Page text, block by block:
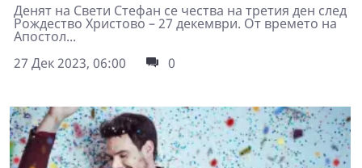
Денят на Свети Стефан се чества на третия ден след
Рождество Христово – 27 декември. От времето на
Апостол...
27 Дек 2023, 06:00
0